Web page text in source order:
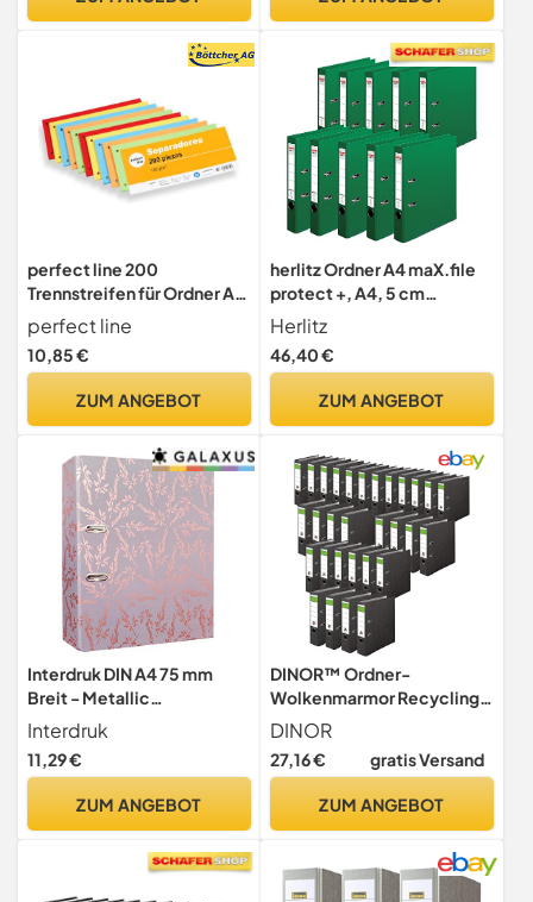
perfect line 200
Trennstreifen für Ordner A4,
Trennblätter aus Recycling-
Karton, MADE IN GERMANY,
5 Farben, gelocht
perfect line
10,85 €
ZUM ANGEBOT
herlitz Ordner A4 maX.file
protect +, A4, 5 cm
Rückenbreite, Grün,
Kunststoffbeschichtung,
Einsteckrückenschild,
außen, 10 Stück
Herlitz
46,40 €
ZUM ANGEBOT
Interdruk DIN A4 75 mm
Breit - Metallic
Hochwertiges Design -
Roségold Blumen
Interdruk
11,29 €
ZUM ANGEBOT
DINOR™ Ordner-
Wolkenmarmor Recycling 8
cm breit DIN A4 schwarz
30er Pack Made in Germany
Ringordner Aktenordner
Pappordner Schlitzordner
DINOR
27,16 € gratis Versand
ZUM ANGEBOT